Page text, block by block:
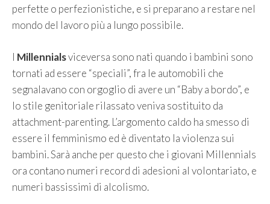
perfette o perfezionistiche, e si preparano a restare nel
mondo del lavoro più a lungo possibile.
I Millennialsviceversa sono nati quando i bambini sono
tornati ad essere “speciali”, fra le automobili che
segnalavano con orgoglio di avere un “Baby a bordo”, e
lo stile genitoriale rilassato veniva sostituito da
attachment-parenting. L’argomento caldo ha smesso di
essere il femminismo ed è diventato la violenza sui
bambini. Sarà anche per questo che i giovani Millennials
ora contano numeri record di adesioni al volontariato, e
numeri bassissimi di alcolismo.